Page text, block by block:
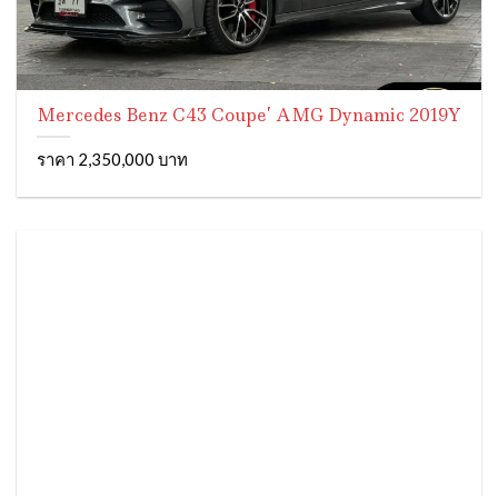
Mercedes Benz C43 Coupe’ AMG Dynamic 2019Y
ราคา 2,350,000 บาท